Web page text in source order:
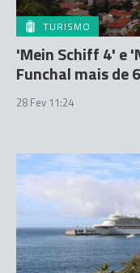
TURISMO
'Mein Schiff 4' e
Funchal mais de
28 Fev 11:24